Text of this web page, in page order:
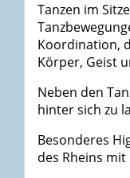
Tanzen im
Koordination,
Körper, Geist
Neben den
hinter sich zu
Besonderes
des Rheins